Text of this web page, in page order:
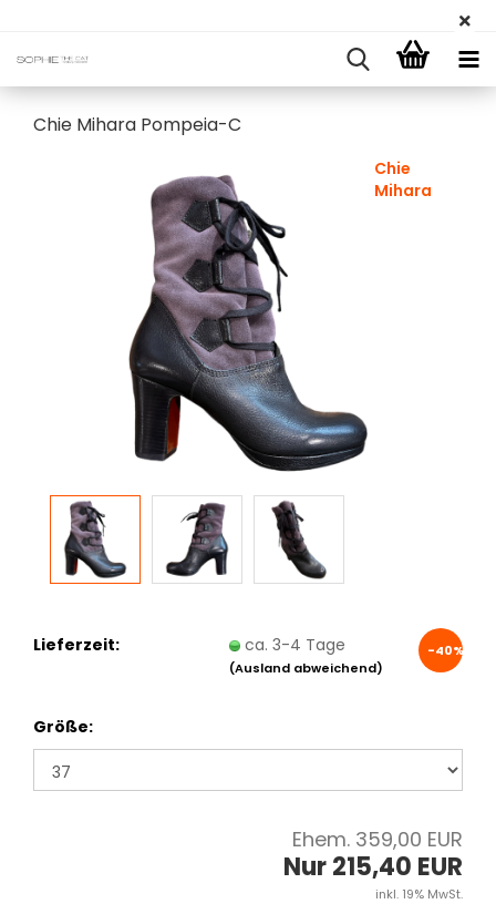
Chie Mihara Pompeia-C
Chie
Mihara
-40%
Lieferzeit: ca. 3-4 Tage
(Ausland abweichend)
Größe:
Ehem. 359,00 EUR
Nur 215,40 EUR
inkl. 19% MwSt.